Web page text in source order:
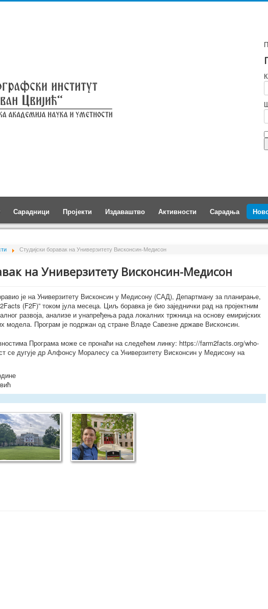
Сарадници Пројекти Издаваштво Активности Сарадња
Студијски боравак на Универзитету Висконсин-Медисон
на Универзитету Висконсин-Медисон
је на Универзитету Висконсин у Медисону (САД), Департману за планирање,
(F2F)” током јула месеца. Циљ боравка је био заједнички рад на пројектним
развоја, анализе и унапређења рада локалних тржница на основу емиријских
модела. Програм је подржан од стране Владе Савезне државе Висконсин.
Програма може се пронаћи на следећем линку: https://farm2facts.org/who-
се дугује др Алфонсу Моралесу са Универзитету Висконсин у Медисону на